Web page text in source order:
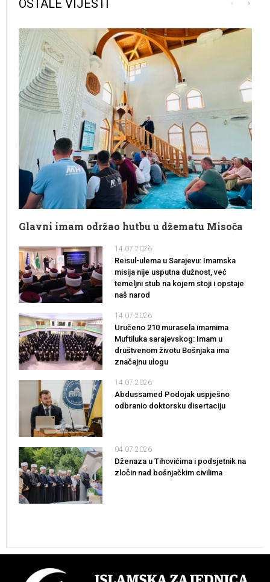
OSTALE VIJESTI
Glavni imam održao hutbu u džematu Misoča
14.07.2026
Reisul-ulema u Sarajevu: Imamska
misija nije usputna dužnost, već
temeljni stub na kojem stoji i opstaje
naš narod
14.07.2026
Uručeno 210 murasela imamima
Muftiluka sarajevskog: Imam u
društvenom životu Bošnjaka ima
značajnu ulogu
14.07.2026
Abdussamed Podojak uspješno
odbranio doktorsku disertaciju
04.07.2026
Dženaza u Tihovićima i podsjetnik na
zločin nad bošnjačkim civilima